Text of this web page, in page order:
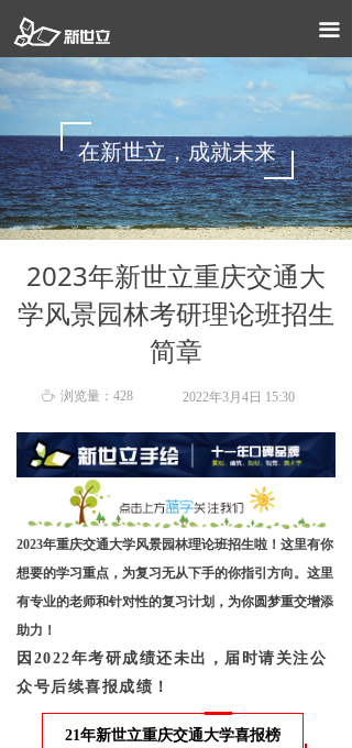
끀
首页
关于新世立
招生简章
作品展示
课程设置
在线课程
在线报名
在新世立，成就未来
2023年新世立重庆交通大
学风景园林考研理论班招生
简章
2023年重庆交通大学风景园林理论班招生啦！这里有你
想要的学习重点，为复习无从下手的你指引方向。这里
有专业的老师和针对性的复习计划，为你圆梦重交增添
助力！
因2022年考研成绩还未出，届时请关注公
众号后续喜报成绩 ！
21年新世立重庆交通大学喜报榜
2022年3月4日 15:30
ꄘ 浏览量： 428